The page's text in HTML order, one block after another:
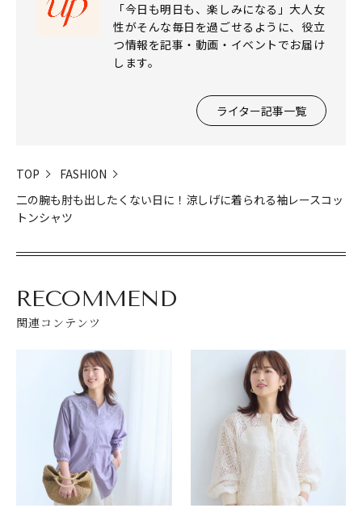
「今日も明日も、楽しみになる」大人女
性がそんな毎日を過ごせるように、役立
つ情報を記事・動画・イベントでお届け
します。
ライター記事一覧
TOP
FASHION
二の腕も肘も出したくない日に！涼しげに着られる袖レースコッ
トンシャツ
RECOMMEND
関連コンテンツ